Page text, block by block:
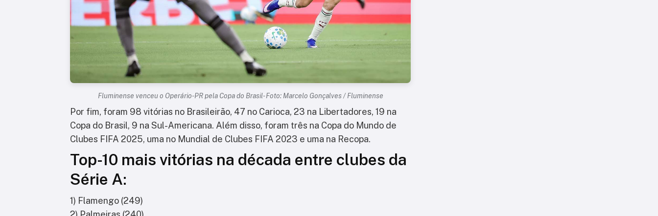
Fluminense venceu o Operário-PR pela Copa do Brasil- Foto: Marcelo Gonçalves / Fluminense
Por fim, foram 98 vitórias no Brasileirão, 47 no Carioca, 23 na Libertadores, 19 na
Copa do Brasil, 9 na Sul-Americana. Além disso, foram três na Copa do Mundo de
Clubes FIFA 2025, uma no Mundial de Clubes FIFA 2023 e uma na Recopa.
Top-10 mais vitórias na década entre clubes da
Série A:
1) Flamengo (249)